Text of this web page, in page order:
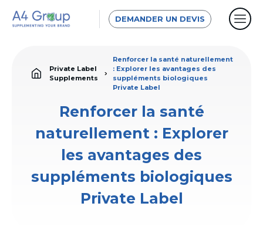
DEMANDER UN DEVIS
Private Label
Supplements
Renforcer la santé naturellement
: Explorer les avantages des
suppléments biologiques
Private Label
Renforcer la santé
naturellement : Explorer
les avantages des
suppléments biologiques
Private Label